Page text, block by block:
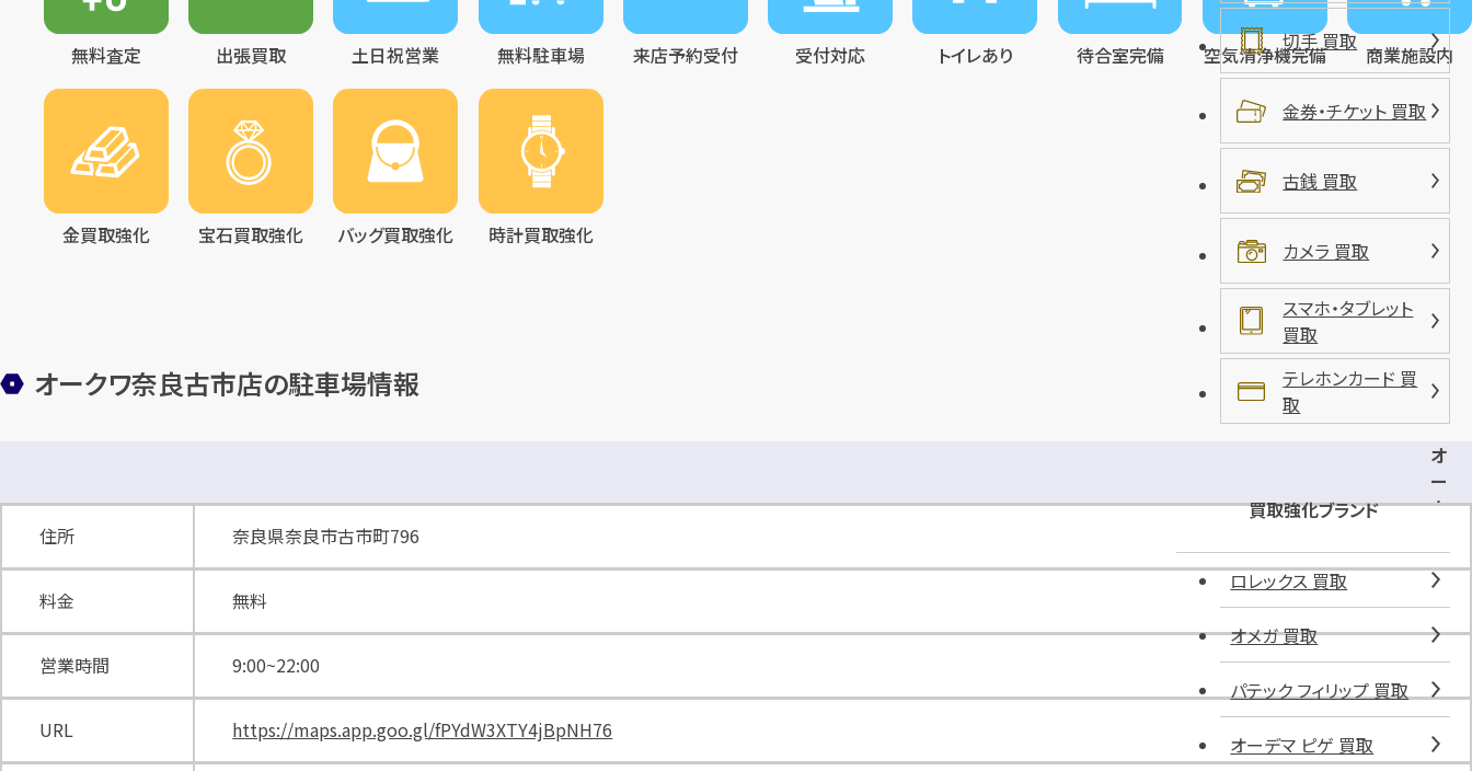
無料査定 出張買取 土日祝営業 無料駐車場 来店予約受付 受付対応 トイレあり 待合室完備 空気清浄機完備 商業施設内
金買取強化 宝石買取強化 バッグ買取強化 時計買取強化
オークワ奈良古市店の駐車場情報
オ
ー
ク
奈
良
古
市
店
駐
車
場
住所 奈良県奈良市古市町796
料金 無料
営業時間 9:00~22:00
URL https://maps.app.goo.gl/fPYdW3XTY4jBpNH76
切手 買取
金券・チケット 買取
古銭 買取
カメラ 買取
スマホ・タブレット
買取
テレホンカード 買
取
買取強化ブランド
ロレックス 買取
オメガ 買取
パテック フィリップ 買取
オーデマ ピゲ 買取